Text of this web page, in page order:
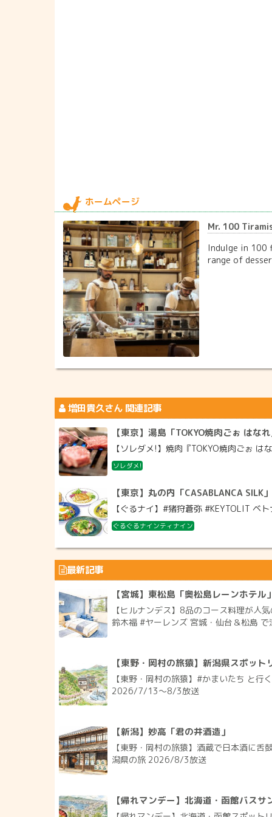
ホームページ
Mr. 100
Indulge in 100
range of
増田貴久さん 関連記事
【東京】湯島「TOKYO焼肉ごぉ はなれ
【ソレダメ!】焼肉『TOKYO焼肉ごぉ
ソレダメ!
【東京】丸の内「CASABLANCA SILK」
【ぐるナイ】#猪狩蒼弥 #KEYTOLIT
ぐるぐるナインティナイン
最新記事
【宮城】東松島「奥松島レーンホテル」
【ヒルナンデス】8品のコース料理が人
鈴木福 #ヤーレンズ 宮城・仙台＆松島
【東野・岡村の旅猿】新潟県スポット
【東野・岡村の旅猿】#かまいたち と行
2026/7/13〜8/3放送
【新潟】妙高「君の井酒造」
【東野・岡村の旅猿】酒蔵で日本酒に舌
潟県の旅 2026/8/3放送
【帰れマンデー】北海道・函館バスサ